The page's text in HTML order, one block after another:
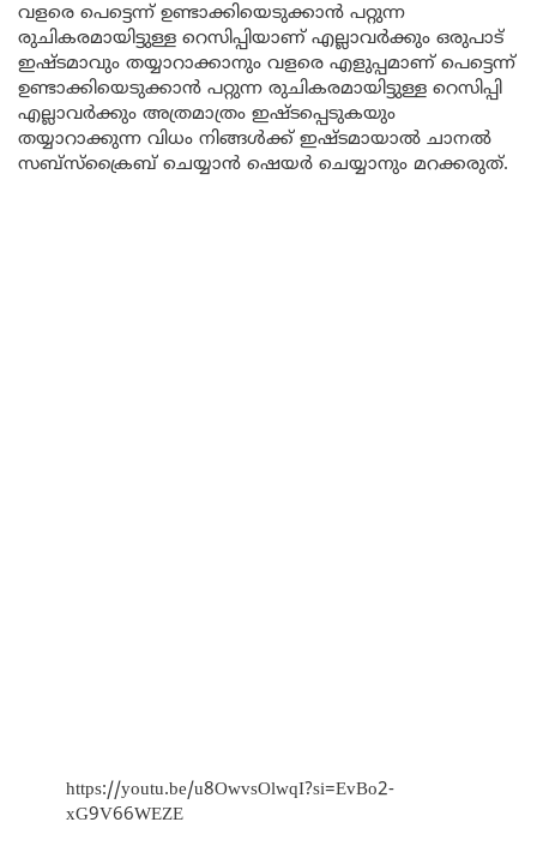
വളരെ പെട്ടെന്ന് ഉണ്ടാക്കിയെടുക്കാൻ പറ്റുന്ന
രുചികരമായിട്ടുള്ള റെസിപ്പിയാണ് എല്ലാവർക്കും ഒരുപാട്
ഇഷ്ടമാവും തയ്യാറാക്കാനും വളരെ എളുപ്പമാണ് പെട്ടെന്ന്
ഉണ്ടാക്കിയെടുക്കാൻ പറ്റുന്ന രുചികരമായിട്ടുള്ള റെസിപ്പി
എല്ലാവർക്കും അത്രമാത്രം ഇഷ്ടപ്പെടുകയും
തയ്യാറാക്കുന്ന വിധം നിങ്ങൾക്ക് ഇഷ്ടമായാൽ ചാനൽ
സബ്സ്ക്രൈബ് ചെയ്യാൻ ഷെയർ ചെയ്യാനും മറക്കരുത്.
https://youtu.be/u8OwvsOlwqI?si=EvBo2-
xG9V66WEZE